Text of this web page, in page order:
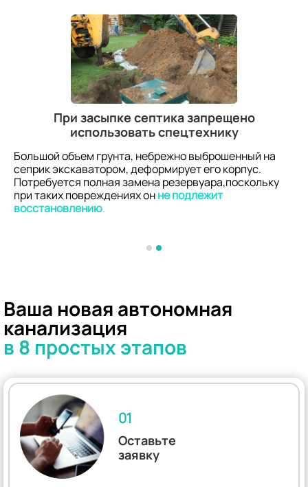
При засыпке септика запрещено
использовать спецтехнику
Большой объем грунта, небрежно выброшенный на
сеприк экскаватором, деформирует его корпус.
Потребуется полная замена резервуара,поскольку
при таких повреждениях онне подлежит
восстановлению.
Ваша новая автономная
канализация
в 8 простых этапов
01
Оставьте
заявку